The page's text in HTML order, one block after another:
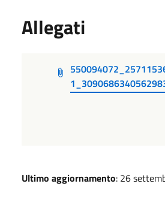
Allegati
Ultimo aggiornamento: 26